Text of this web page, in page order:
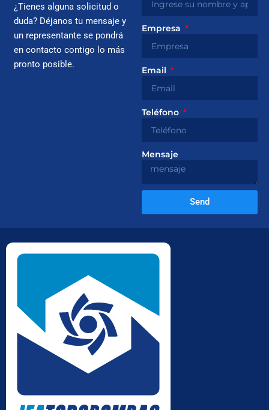
¿Tienes alguna solicitud o
duda? Déjanos tu mensaje y
un representante se pondrá
en contacto contigo lo más
pronto posible.
Empresa
Email
Teléfono
Mensaje
Send